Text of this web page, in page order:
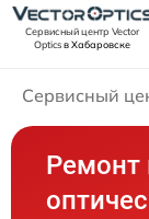
Сервисный центр Vector
Opticsв Хабаровске
Сервисный
Ремонт